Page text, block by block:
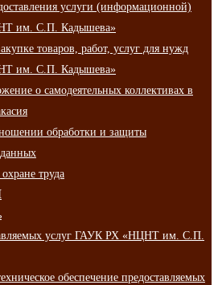
услуги (информационной)
им. С.П. Кадышева»
товаров, работ, услуг для нужд
им. С.П. Кадышева»
о самодеятельных коллективах в
обработки и защиты
труда
услуг ГАУК РХ «НЦНТ им. С.П.
обеспечение предоставляемых